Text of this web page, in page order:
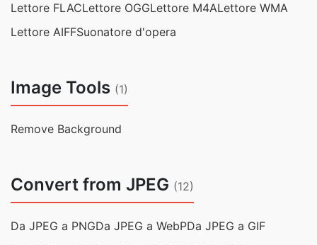
Lettore FLACLettore OGGLettore M4ALettore WMA
Lettore AIFFSuonatore d'opera
Image Tools (1)
Remove Background
Convert from JPEG (12)
Da JPEG a PNGDa JPEG a WebPDa JPEG a GIF